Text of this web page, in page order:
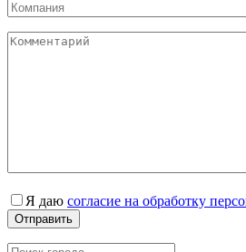
Я даю согласие на обработку